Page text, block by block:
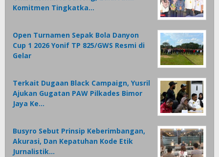
Komitmen Tingkatka…
Open Turnamen Sepak Bola Danyon
Cup 1 2026 Yonif TP 825/GWS Resmi di
Gelar
Terkait Dugaan Black Campaign, Yusril
Ajukan Gugatan PAW Pilkades Bimor
Jaya Ke…
Busyro Sebut Prinsip Keberimbangan,
Akurasi, Dan Kepatuhan Kode Etik
Jurnalistik…